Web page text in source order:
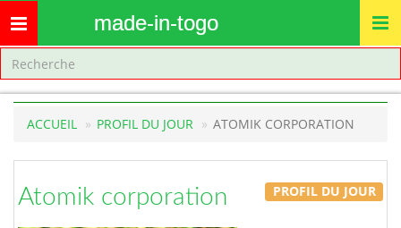
Toggle
navigation
made-in-togo
ACCUEIL PROFIL DU JOUR ATOMIK CORPORATION
Atomik corporation PROFIL DU JOUR